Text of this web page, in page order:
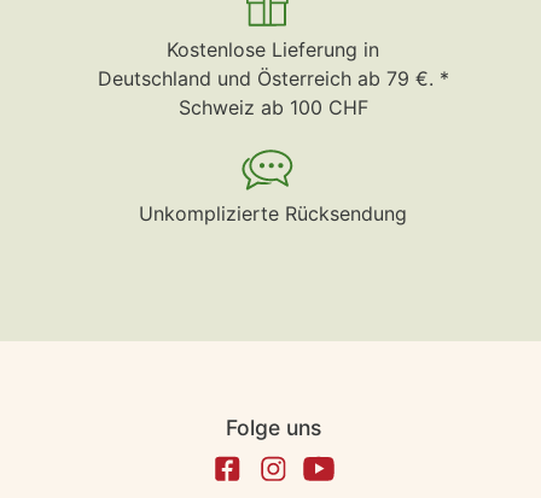
Kostenlose Lieferung in
Deutschland und Österreich ab 79 €. *
Schweiz ab 100 CHF
Unkomplizierte Rücksendung
Folge uns